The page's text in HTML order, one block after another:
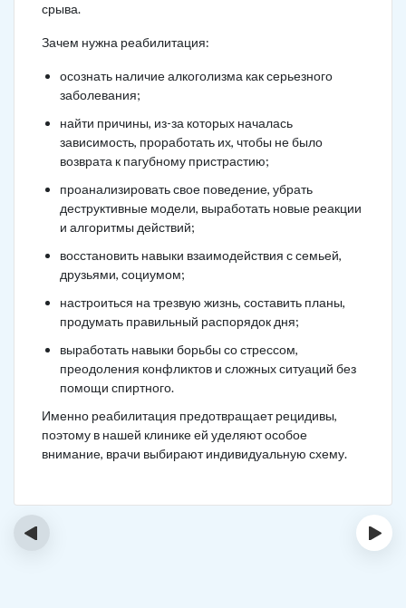
срыва.
Зачем нужна реабилитация:
осознать наличие алкоголизма как серьезного
заболевания;
найти причины, из-за которых началась
зависимость, проработать их, чтобы не было
возврата к пагубному пристрастию;
проанализировать свое поведение, убрать
деструктивные модели, выработать новые реакции
и алгоритмы действий;
восстановить навыки взаимодействия с семьей,
друзьями, социумом;
настроиться на трезвую жизнь, составить планы,
продумать правильный распорядок дня;
выработать навыки борьбы со стрессом,
преодоления конфликтов и сложных ситуаций без
помощи спиртного.
Именно реабилитация предотвращает рецидивы,
поэтому в нашей клинике ей уделяют особое
внимание, врачи выбирают индивидуальную схему.
‹ ›